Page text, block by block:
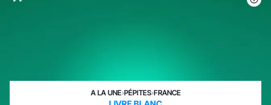
A LA UNE›PÉPITES›FRANCE